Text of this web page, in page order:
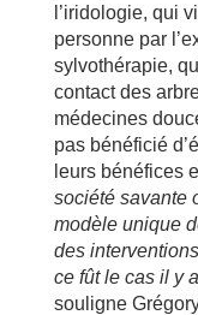
l’iridologie, qui
personne par
sylvothérapie,
contact des
médecines
pas bénéficié
leurs bénéfices
société savante
modèle unique
des
ce fût le cas il y
souligne